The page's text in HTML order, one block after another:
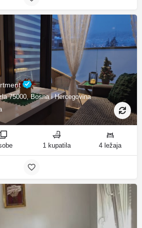
75000, Bosna i Hercegovina
1 kupatila 4 ležaja